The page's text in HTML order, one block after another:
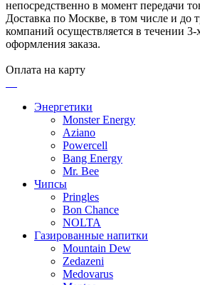
непосредственно в момент передачи
Доставка по Москве, в том числе и до
компаний осуществляется в течении
оформления заказа.
Оплата на карту
Энергетики
Monster Energy
Aziano
Powercell
Bang Energy
Mr. Bee
Чипсы
Pringles
Bon Chance
NOLTA
Газированные напитки
Mountain Dew
Zedazeni
Medovarus